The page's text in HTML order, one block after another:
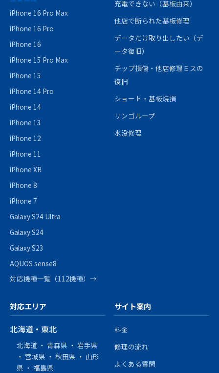
iPhone 16 Pro Max
iPhone 16 Pro
iPhone 16
iPhone 15 Pro Max
iPhone 15
iPhone 14 Pro
iPhone 14
iPhone 13
iPhone 12
iPhone 11
iPhone XR
iPhone 8
iPhone 7
Galaxy S24 Ultra
Galaxy S24
Galaxy S23
AQUOS sense8
対応機種一覧（112機種）→
充電できない（基板由来）
他店で断られた基板修理
データだけ取り出したい（デ
ータ復旧）
チップ損傷・他店修理ミスの
復旧
ショート・基板焼損
リンゴループ
水没修理
対応エリア
北海道・東北
北海道 ・ 青森県 ・ 岩手県
・ 宮城県 ・ 秋田県 ・ 山形
県 ・ 福島県
サイト案内
料金
修理の流れ
よくある質問